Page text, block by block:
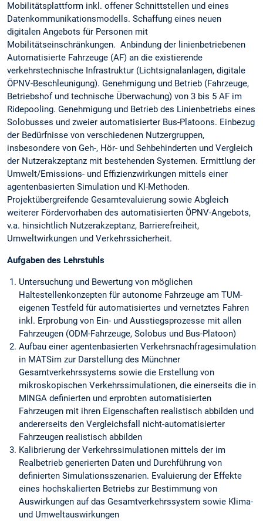
Mobilitätsplattform inkl. offener Schnittstellen und eines
Datenkommunikationsmodells. Schaffung eines neuen
digitalen Angebots für Personen mit
Mobilitätseinschränkungen. Anbindung der linienbetriebenen
Automatisierte Fahrzeuge (AF) an die existierende
verkehrstechnische Infrastruktur (Lichtsignalanlagen, digitale
ÖPNV-Beschleunigung). Genehmigung und Betrieb (Fahrzeuge,
Betriebshof und technische Überwachung) von 3 bis 5 AF im
Ridepooling. Genehmigung und Betrieb des Linienbetriebs eines
Solobusses und zweier automatisierter Bus-Platoons. Einbezug
der Bedürfnisse von verschiedenen Nutzergruppen,
insbesondere von Geh-, Hör- und Sehbehinderten und Vergleich
der Nutzerakzeptanz mit bestehenden Systemen. Ermittlung der
Umwelt/Emissions- und Effizienzwirkungen mittels einer
agentenbasierten Simulation und KI-Methoden.
Projektübergreifende Gesamtevaluierung sowie Abgleich
weiterer Fördervorhaben des automatisierten ÖPNV-Angebots,
v.a. hinsichtlich Nutzerakzeptanz, Barrierefreiheit,
Umweltwirkungen und Verkehrssicherheit.
Aufgaben des Lehrstuhls
Untersuchung und Bewertung von möglichen
Haltestellenkonzepten für autonome Fahrzeuge am TUM-
eigenen Testfeld für automatisiertes und vernetztes Fahren
inkl. Erprobung von Ein- und Ausstiegsprozesse mit allen
Fahrzeugen (ODM-Fahrzeuge, Solobus und Bus-Platoon)
Aufbau einer agentenbasierten Verkehrsnachfragesimulation
in MATSim zur Darstellung des Münchner
Gesamtverkehrssystems sowie die Erstellung von
mikroskopischen Verkehrssimulationen, die einerseits die in
MINGA definierten und erprobten automatisierten
Fahrzeugen mit ihren Eigenschaften realistisch abbilden und
andererseits den Vergleichsfall nicht-automatisierter
Fahrzeugen realistisch abbilden
Kalibrierung der Verkehrssimulationen mittels der im
Realbetrieb generierten Daten und Durchführung von
definierten Simulationsszenarien. Evaluierung der Effekte
eines hochskalierten Betriebs zur Bestimmung von
Auswirkungen auf das Gesamtverkehrssystem sowie Klima-
und Umweltauswirkungen